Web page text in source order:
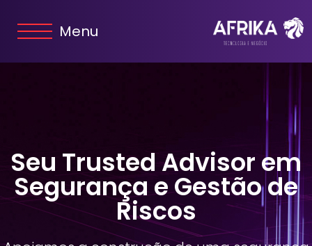
Menu
Seu Trusted Advisor em
Segurança e Gestão de
Riscos